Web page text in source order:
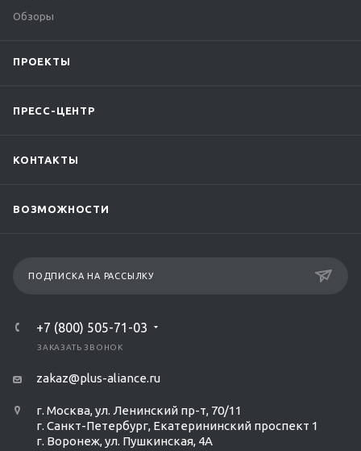
Обзоры
ПРОЕКТЫ
ПРЕСС-ЦЕНТР
КОНТАКТЫ
ВОЗМОЖНОСТИ
ПОДПИСКА НА РАССЫЛКУ
+7 (800) 505-71-03
ЗАКАЗАТЬ ЗВОНОК
zakaz@plus-aliance.ru
г. Москва, ул. Ленинский пр-т, 70/11
г. Санкт-Петербург, Екатерининский проспект 1
г. Воронеж, ул. Пушкинская, 4А